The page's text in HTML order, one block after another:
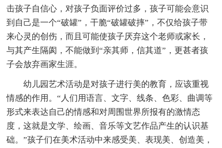
击孩子自信心，对孩子负面评价过多，孩子可能会意识
到自己是一个“破罐”，干脆“破罐破摔”，不仅给孩子带
来心灵的创伤，而且可能使孩子厌弃这个老师或家长，
与其产生隔阂，不能做到“亲其师，信其道”，更甚者孩
子会放弃画家生涯。
幼儿园艺术活动是对孩子进行美的教育，应该重视
情感的作用。“人们用语言、文字、线条、色彩、曲调等
形式来表达自己的情感和对周围世界所报有的激情态
度，这就是文学、绘画、音乐等文艺作品产生的认识基
础。”孩子们在美术活动中来感受美、表现美、创造美，